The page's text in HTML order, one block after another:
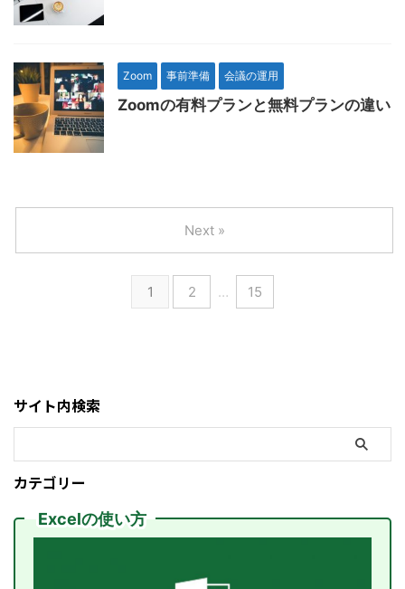
Zoom 事前準備 会議の運用
Zoomの有料プランと無料プランの違い
1 2 … 15
Next »
サイト内検索
カテゴリー
Excelの使い方